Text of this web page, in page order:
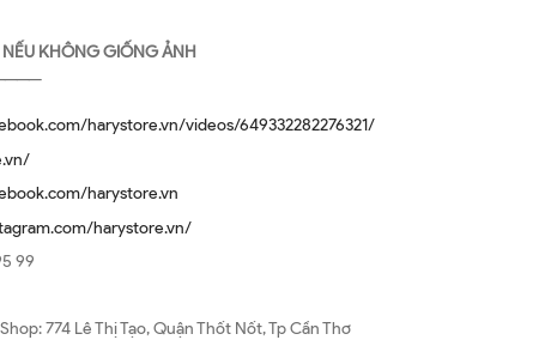
KHÔNG GIỐNG ẢNH
harystore.vn/videos/649332282276321/
harystore.vn
harystore.vn/
99
774 Lê Thị Tạo, Quận Thốt Nốt, Tp Cần Thơ